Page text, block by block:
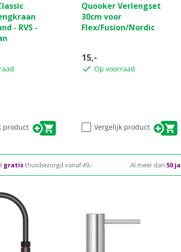
- RVS -
product
van
de
5
Quooker Verlengset
30cm voor
Flex/Fusion/Nordic
15,-
Op voorraad
Vergelijk product
gratisthuisbezorgd vanaf 49,- Al meer dan 50